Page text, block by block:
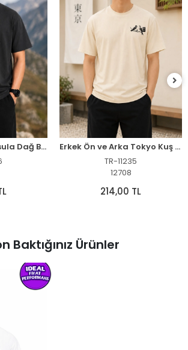
Erkek Outdoor Pusula Dağ Baskılı Kısa Kollu Oversize T-Shirt - Siyah
Erkek Ön ve Arka Tokyo Kuş Çiçek Baskılı Oversize T-Shirt - Ekru
TR-11235
12708
214,00 TL
Baktığınız Ürünler